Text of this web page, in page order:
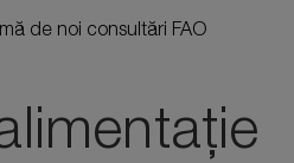
de noi consultări FAO